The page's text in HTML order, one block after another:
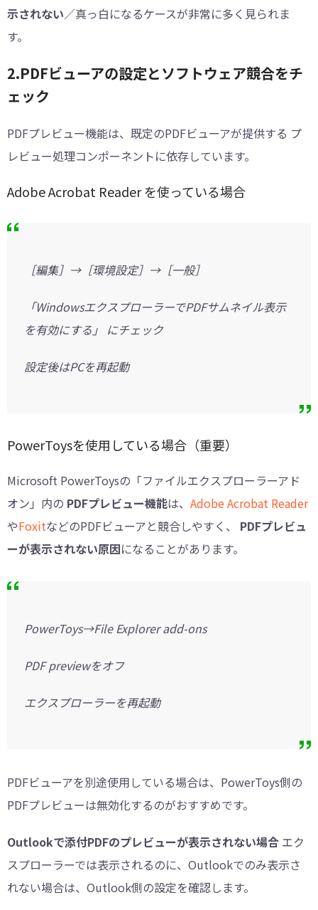
示されない／真っ白になるケースが非常に多く見られま
す。
2.PDFビューアの設定とソフトウェア競合をチ
ェック
PDFプレビュー機能は、既定のPDFビューアが提供する プ
レビュー処理コンポーネントに依存しています。
Adobe Acrobat Reader を使っている場合
［編集］→［環境設定］→［一般］
「WindowsエクスプローラーでPDFサムネイル表示
を有効にする」 にチェック
設定後はPCを再起動
PowerToysを使用している場合（重要）
Microsoft PowerToysの「ファイルエクスプローラーアド
オン」内の PDFプレビュー機能は、 Adobe Acrobat Reader
やFoxitなどのPDFビューアと競合しやすく、 PDFプレビュ
ーが表示されない原因になることがあります。
PowerToys→File Explorer add-ons
PDF previewをオフ
エクスプローラーを再起動
PDFビューアを別途使用している場合は、PowerToys側の
PDFプレビューは無効化するのがおすすめです。
Outlookで添付PDFのプレビューが表示されない場合 エク
スプローラーでは表示されるのに、Outlookでのみ表示さ
れない場合は、Outlook側の設定を確認します。